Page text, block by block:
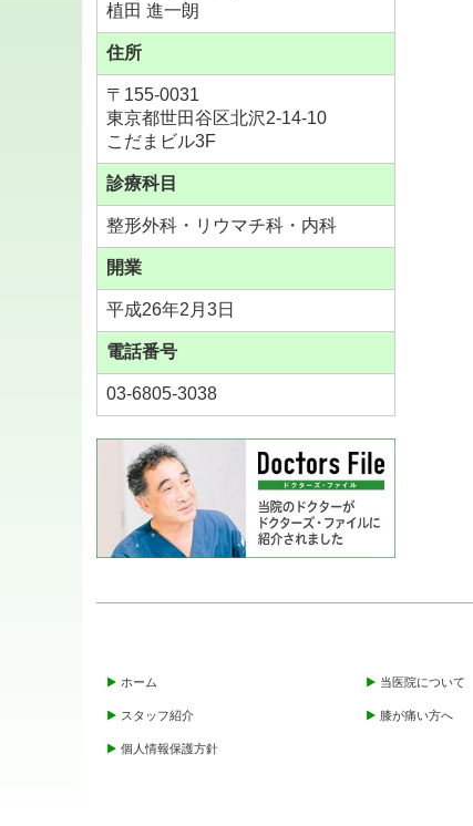
植田 進一朗
住所
〒155-0031
東京都世田谷区北沢2-14-10
こだまビル3F
診療科目
整形外科・リウマチ科・内科
開業
平成26年2月3日
電話番号
03-6805-3038
ホーム 当医院について
スタッフ紹介 膝が痛い方へ
個人情報保護方針